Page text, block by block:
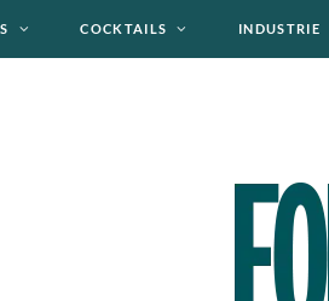
COCKTAILS INDUSTRIE